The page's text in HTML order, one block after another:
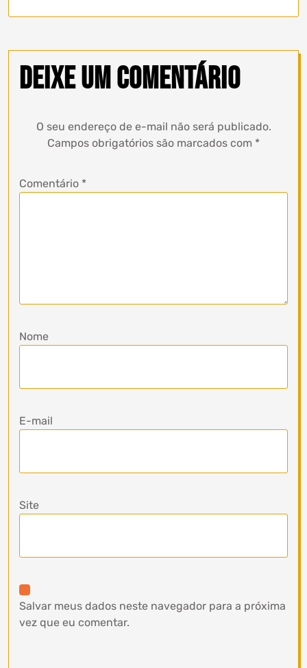
Deixe um comentário
O seu endereço de e-mail não será publicado.
Campos obrigatórios são marcados com *
Comentário *
Nome
E-mail
Site
Salvar meus dados neste navegador para a próxima
vez que eu comentar.